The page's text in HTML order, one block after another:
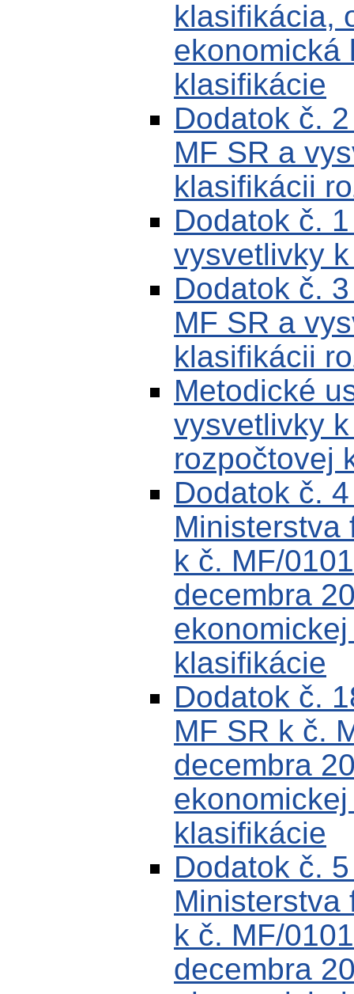
klasifikácia,
ekonomická
klasifikácie
Dodatok č.
MF SR a
klasifikácii
Dodatok č.
vysvetlivky
Dodatok č.
MF SR a
klasifikácii
Metodické
vysvetlivky
rozpočtovej
Dodatok č.
Ministerstva
k č. MF/
decembra
klasifikácie
Dodatok č.
MF SR k č.
decembra
klasifikácie
Dodatok č.
Ministerstva
k č. MF/
decembra